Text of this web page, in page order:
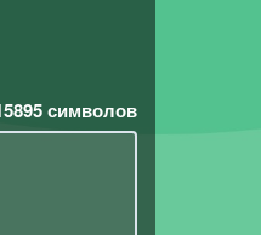
символов